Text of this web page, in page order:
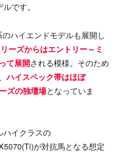
です。
ハイエンドモデルも展開し
ーズからはエントリー～ミ
て展開される模様。そのため
ハイスペック帯はほぼ
ズの独壇場となっていま
ハイクラスの
が対抗馬となる想定